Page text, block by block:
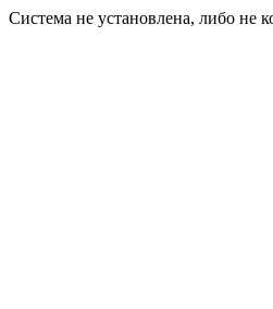
Система не установлена, либо не